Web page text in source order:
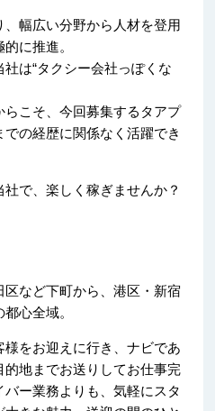
幅広い分野から人材を登用
に推進。
は“タクシー会社っぽくな
こそ、今回募集するタアプ
の経歴に関係なく活躍でき
で、楽しく稼ぎませんか？
など下町から、港区・新宿
心全域。
をお迎えに行き、ナビであ
地までお送りしてお仕事完
ー業務よりも、気軽にスタ